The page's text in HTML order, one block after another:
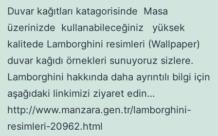
Duvar kağıtları katagorisinde Masa
üzerinizde kullanabileceğiniz yüksek
kalitede Lamborghini resimleri (Wallpaper)
duvar kağıdı örnekleri sunuyoruz sizlere.
Lamborghini hakkında daha ayrıntılı bilgi için
aşağıdaki linkimizi ziyaret edin…
http://www.manzara.gen.tr/lamborghini-
resimleri-20962.html